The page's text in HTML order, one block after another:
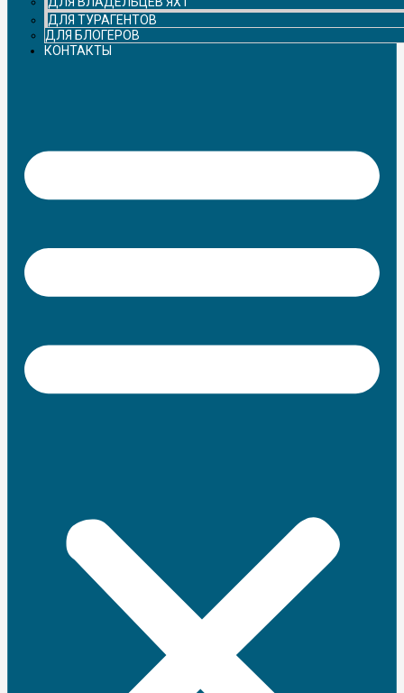
ДЛЯ ТУРАГЕНТОВ
ДЛЯ БЛОГЕРОВ
КОНТАКТЫ